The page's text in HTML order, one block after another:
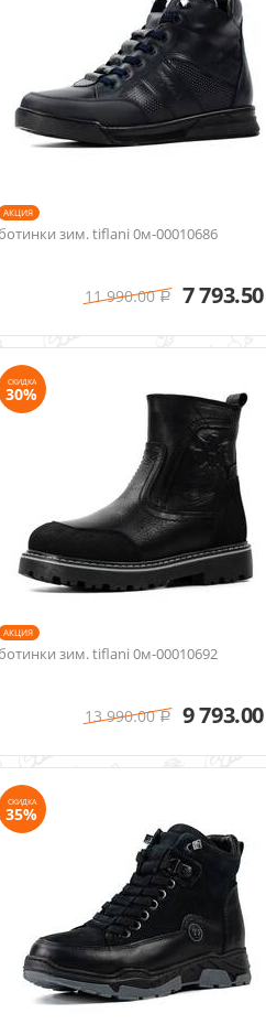
AКЦИЯ
зим. tiflani 0м-00010686
11 990.00 Р 7 793.50
СКИДКА
30%
AКЦИЯ
зим. tiflani 0м-00010692
13 990.00 Р 9 793.00
СКИДКА
35%